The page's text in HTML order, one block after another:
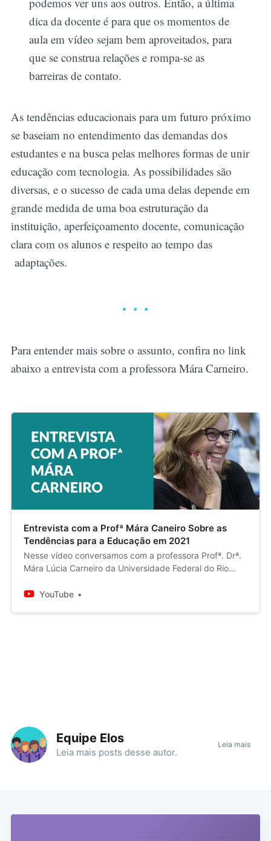
dica da docente é para que os momentos de
aula em vídeo sejam bem aproveitados, para
que se construa relações e rompa-se as
barreiras de contato.
As tendências educacionais para um futuro próximo
se baseiam no entendimento das demandas dos
estudantes e na busca pelas melhores formas de unir
educação com tecnologia. As possibilidades são
diversas, e o sucesso de cada uma delas depende em
grande medida de uma boa estruturação da
instituição, aperfeiçoamento docente, comunicação
clara com os alunos e respeito ao tempo das
adaptações.
Para entender mais sobre o assunto, confira no link
abaixo a entrevista com a professora Mára Carneiro.
Entrevista com a Profª Mára Caneiro Sobre as
Tendências para a Educação em 2021
Nesse vídeo conversamos com a professora Profª. Drª.
Mára Lúcia Carneiro da Universidade Federal do Rio
distânci...
YouTube
Equipe Elos
Leia mais posts desse autor.
Leia mais